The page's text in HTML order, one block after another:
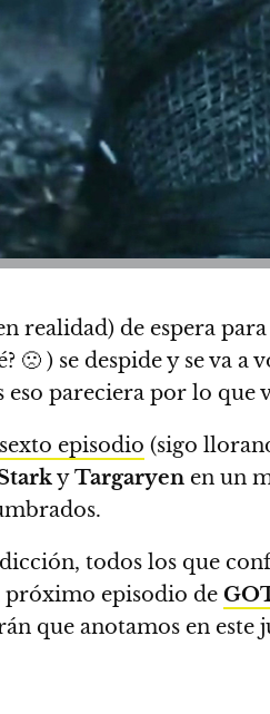
realidad) de espera
🙁 ) se despide y se
pareciera por lo que
sexto episodio (sigo
yTargaryen en un
todos los que
próximo episodio de
que anotamos en